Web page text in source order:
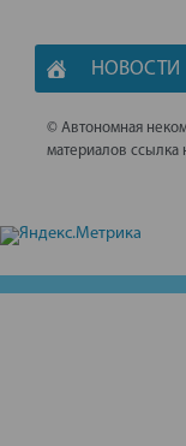
НОВОСТИ
© Автономная
материалов ссылка